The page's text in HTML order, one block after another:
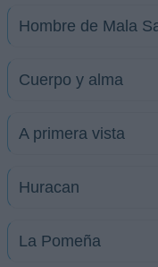
Hombre de Mala
Cuerpo y alma
A primera vista
Huracan
La Pomeña